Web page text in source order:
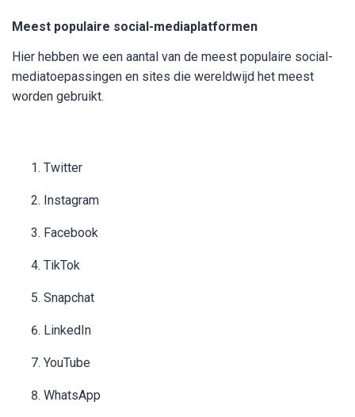
Meest populaire social-mediaplatformen
Hier hebben we een aantal van de meest populaire social-
mediatoepassingen en sites die wereldwijd het meest
worden gebruikt.
Twitter
Instagram
Facebook
TikTok
Snapchat
LinkedIn
YouTube
WhatsApp